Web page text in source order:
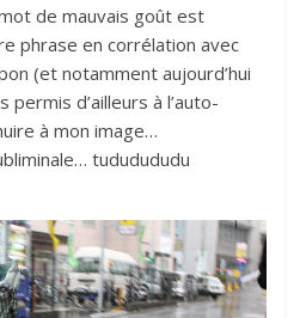
de mauvais goût est
phrase en corrélation avec
(et notamment aujourd’hui
d’ailleurs à l’auto-
à mon image…
tududududu